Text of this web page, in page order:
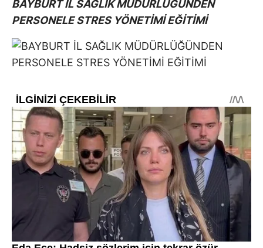
BAYBURT İL SAĞLIK MÜDÜRLÜĞÜNDEN
PERSONELE STRES YÖNETİMİ EĞİTİMİ